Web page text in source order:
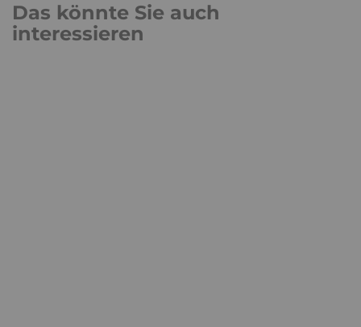
Das könnte Sie auch
interessieren